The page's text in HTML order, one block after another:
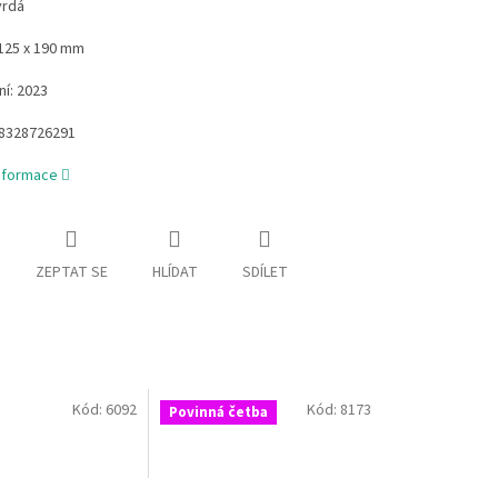
x 190 mm
2023
ZEPTAT SE HLÍDAT SDÍLET
Kód: 6092 Povinná četba Kód: 8173